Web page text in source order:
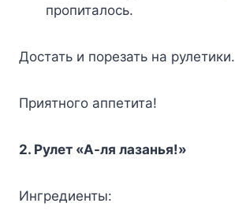
пропиталось.
Достать и порезать на рулетики.
Приятного аппетита!
2. Рулет «А-ля лазанья!»
Ингредиенты: